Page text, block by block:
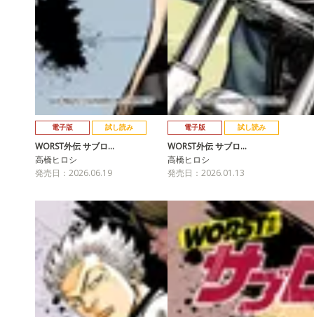
電子版 試し読み
WORST外伝 サブロ…
高橋ヒロシ
発売日：2026.06.19
電子版 試し読み
WORST外伝 サブロ…
高橋ヒロシ
発売日：2026.01.13